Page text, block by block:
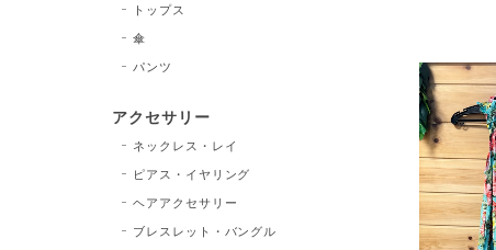
トップス
傘
パンツ
アクセサリー
ネックレス・レイ
ピアス・イヤリング
ヘアアクセサリー
ブレスレット・バングル